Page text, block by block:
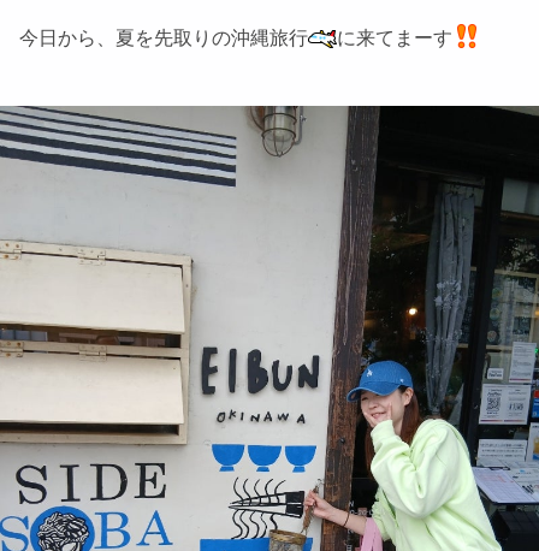
今日から、夏を先取りの沖縄旅行 に来てまーす